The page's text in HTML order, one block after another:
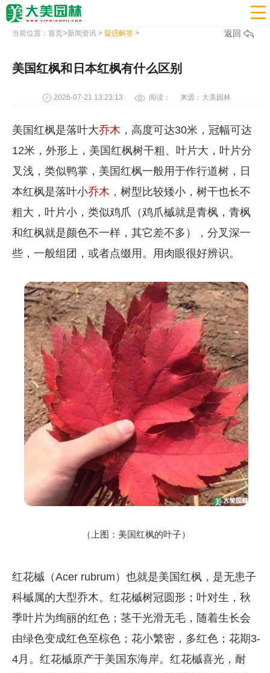

当前位置： 首页>新闻资讯> 疑惑解答> 返回
美国红枫和日本红枫有什么区别
2026-07-21 13:23:13 阅读： 来源：大美园林
美国红枫是落叶大乔木 ，高度可达30米，冠幅可达
12米，外形上，美国红枫树干粗、叶片大，叶片分
叉浅，类似鸭掌，美国红枫一般用于作行道树，日
本红枫是落叶小乔木 ，树型比较矮小，树干也长不
粗大，叶片小，类似鸡爪（鸡爪槭就是青枫，青枫
和红枫就是颜色不一样，其它差不多），分叉深一
些，一般组团，或者点缀用。用肉眼很好辨识。
（上图：美国红枫的叶子）
红花槭（Acer rubrum）也就是美国红枫，是无患子
科槭属的大型乔木。红花槭树冠圆形；叶对生，秋
季叶片为绚丽的红色；茎干光滑无毛，随着生长会
由绿色变成红色至棕色；花小繁密，多红色；花期3-
4月。红花槭原产于美国东海岸。红花槭喜光，耐